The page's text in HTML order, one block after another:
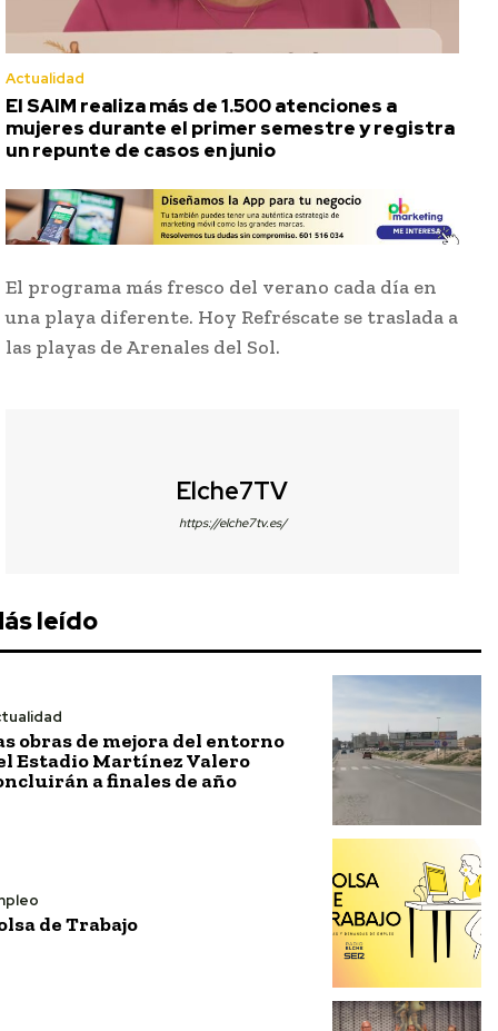
Actualidad
El SAIM realiza más de 1.500 atenciones a
mujeres durante el primer semestre y registra
un repunte de casos en junio
El programa más fresco del verano cada día en
una playa diferente. Hoy Refréscate se traslada a
las playas de Arenales del Sol.
Elche7TV
https://elche7tv.es/
leído
obras de mejora del entorno
Estadio Martínez Valero
a finales de año
de Trabajo